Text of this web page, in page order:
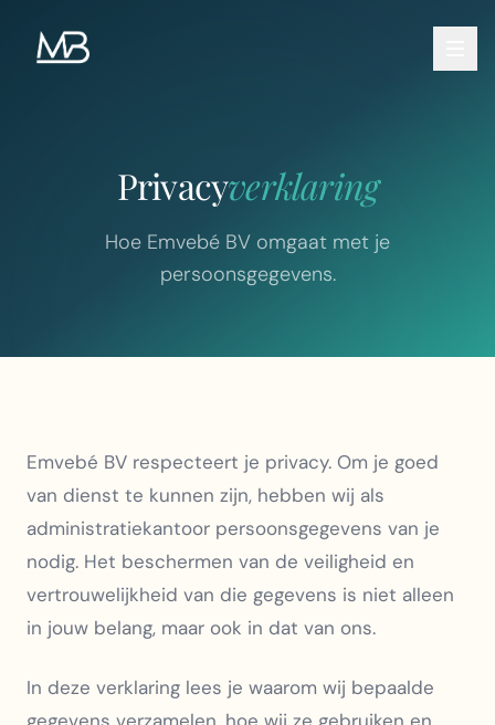
Privacyverklaring
Hoe Emvebé BV omgaat met je
persoonsgegevens.
Emvebé BV respecteert je privacy. Om je goed
van dienst te kunnen zijn, hebben wij als
administratiekantoor persoonsgegevens van je
nodig. Het beschermen van de veiligheid en
vertrouwelijkheid van die gegevens is niet alleen
in jouw belang, maar ook in dat van ons.
In deze verklaring lees je waarom wij bepaalde